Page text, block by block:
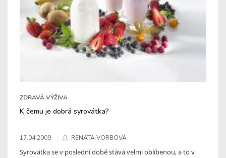
ZDRAVÁ VÝŽIVA
K čemu je dobrá syrovátka?
17.04.2009 RENÁTA VORBOVÁ
Syrovátka se v poslední době stává velmi oblíbenou, a to v